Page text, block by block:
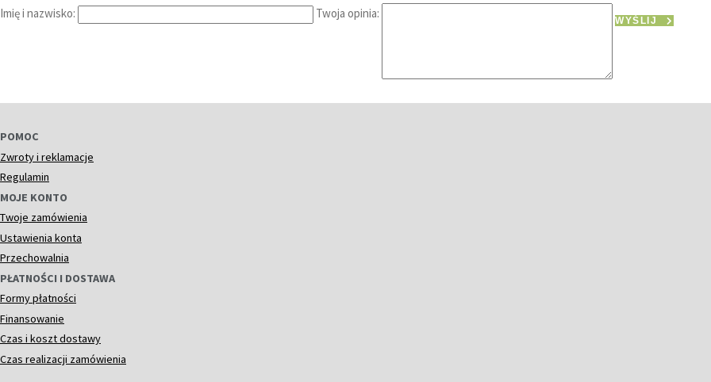
Imię i nazwisko: Twoja opinia: WYŚLIJ
POMOC
Zwroty i reklamacje
Regulamin
MOJE KONTO
Twoje zamówienia
Ustawienia konta
Przechowalnia
PŁATNOŚCI I DOSTAWA
Formy płatności
Finansowanie
Czas i koszt dostawy
Czas realizacji zamówienia